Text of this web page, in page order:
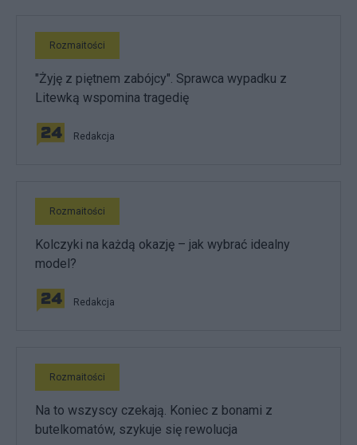
Rozmaitości
"Żyję z piętnem zabójcy". Sprawca wypadku z
Litewką wspomina tragedię
Redakcja
Rozmaitości
Kolczyki na każdą okazję – jak wybrać idealny
model?
Redakcja
Rozmaitości
Na to wszyscy czekają. Koniec z bonami z
butelkomatów, szykuje się rewolucja